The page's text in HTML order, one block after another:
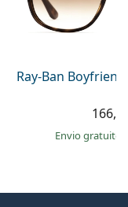
Ray-Ban
Envio gratuito